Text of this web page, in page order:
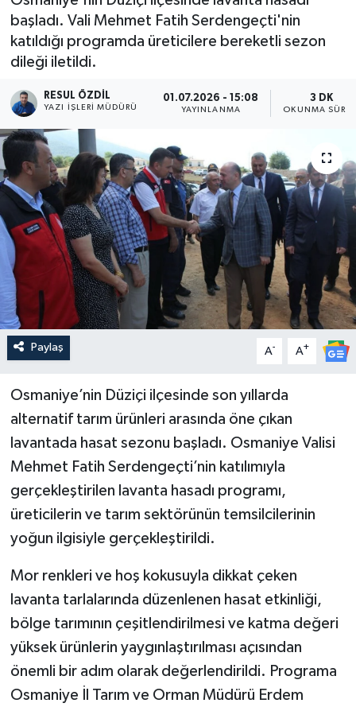
başladı. Vali Mehmet Fatih Serdengeçti'nin
katıldığı programda üreticilere bereketli sezon
dileği iletildi.
RESUL ÖZDIL
YAZI İŞLERI MÜDÜRÜ
01.07.2026 - 15:08
YAYINLANMA
3 DK
OKUNMA
Paylaş A- A+
Osmaniye’nin Düziçi ilçesinde son yıllarda
alternatif tarım ürünleri arasında öne çıkan
lavantada hasat sezonu başladı. Osmaniye Valisi
Mehmet Fatih Serdengeçti’nin katılımıyla
gerçekleştirilen lavanta hasadı programı,
üreticilerin ve tarım sektörünün temsilcilerinin
yoğun ilgisiyle gerçekleştirildi.
Mor renkleri ve hoş kokusuyla dikkat çeken
lavanta tarlalarında düzenlenen hasat etkinliği,
bölge tarımının çeşitlendirilmesi ve katma değeri
yüksek ürünlerin yaygınlaştırılması açısından
önemli bir adım olarak değerlendirildi. Programa
Osmaniye İl Tarım ve Orman Müdürü Erdem